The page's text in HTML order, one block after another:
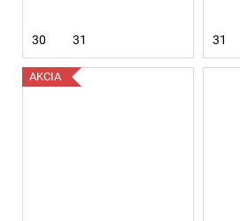
30 31 31
AKCIA